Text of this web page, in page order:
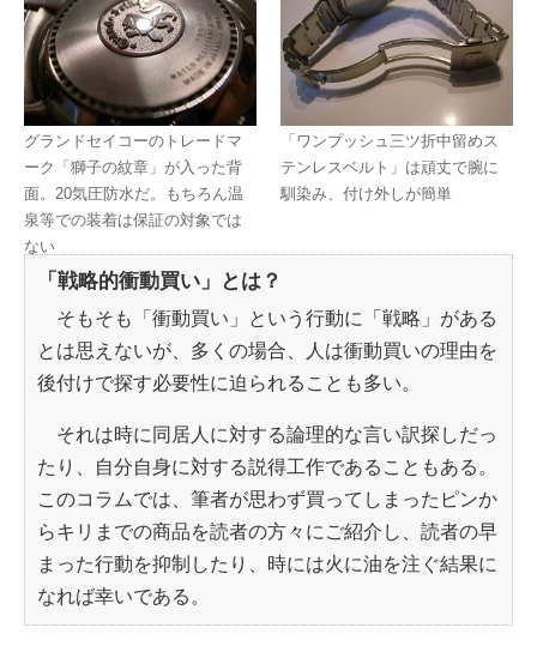
グランドセイコーのトレードマ
ーク「獅子の紋章」が入った背
面。20気圧防水だ。もちろん温
泉等での装着は保証の対象では
ない
「ワンプッシュ三ツ折中留めス
テンレスベルト」は頑丈で腕に
馴染み、付け外しが簡単
「戦略的衝動買い」とは？
そもそも「衝動買い」という行動に「戦略」がある
とは思えないが、多くの場合、人は衝動買いの理由を
後付けで探す必要性に迫られることも多い。
それは時に同居人に対する論理的な言い訳探しだっ
たり、自分自身に対する説得工作であることもある。
このコラムでは、筆者が思わず買ってしまったピンか
らキリまでの商品を読者の方々にご紹介し、読者の早
まった行動を抑制したり、時には火に油を注ぐ結果に
なれば幸いである。